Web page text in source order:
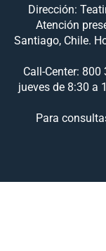
Dirección:
Atención
Santiago, Chile.
Call-Center:
jueves de 8:30 a
Para